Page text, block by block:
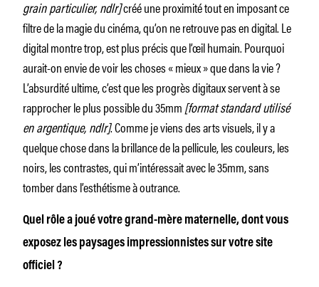
grain particulier, ndlr]créé une proximité tout en imposant ce
filtre de la magie du cinéma, qu’on ne retrouve pas en digital. Le
digital montre trop, est plus précis que l’œil humain. Pourquoi
aurait-on envie de voir les choses « mieux » que dans la vie ?
L’absurdité ultime, c’est que les progrès digitaux servent à se
rapprocher le plus possible du 35mm[format standard utilisé
en argentique, ndlr]. Comme je viens des arts visuels, il y a
quelque chose dans la brillance de la pellicule, les couleurs, les
noirs, les contrastes, qui m’intéressait avec le 35mm, sans
tomber dans l’esthétisme à outrance.
Quel rôle a joué votre grand-mère maternelle, dont vous
exposez les paysages impressionnistes sur votre site
officiel ?